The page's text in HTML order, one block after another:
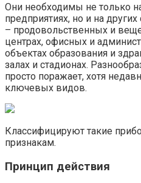
Они необходимы не только
предприятиях, но и на
– продовольственных и
центрах, офисных и
объектах образования и
залах и стадионах.
просто поражает, хотя
ключевых видов.
Классифицируют такие
признакам.
Принцип действия